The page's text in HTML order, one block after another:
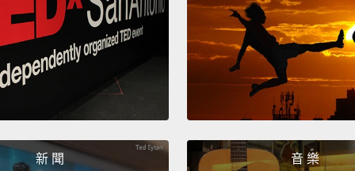
新 聞 音 樂